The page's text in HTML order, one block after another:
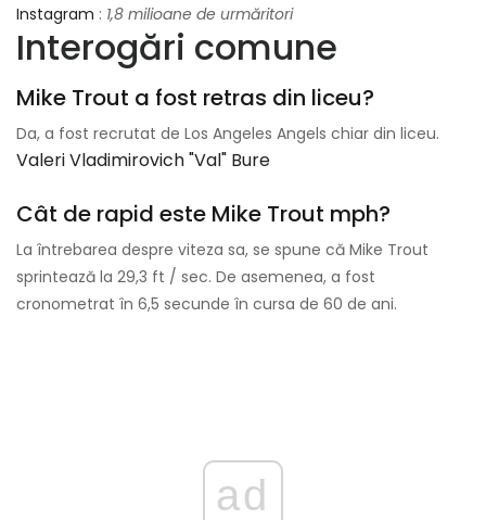
Instagram : 1,8 milioane de urmăritori
Interogări comune
Mike Trout a fost retras din liceu?
Da, a fost recrutat de Los Angeles Angels chiar din liceu.
Valeri Vladimirovich "val" Bure
Cât de rapid este Mike Trout mph?
La întrebarea despre viteza sa, se spune că Mike Trout
sprintează la 29,3 ft / sec. De asemenea, a fost
cronometrat în 6,5 secunde în cursa de 60 de ani.
ad